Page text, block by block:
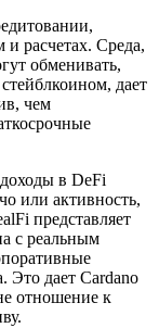
и расчетах. Среда,
обменивать,
дает
чем
в DeFi
или активность,
представляет
с реальным
Это дает Cardano
отношение к